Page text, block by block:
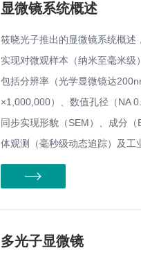
显微镜系统概述
筱晓光子推出的显微镜系统概述
实现对微观样本（纳米至毫米级
包括分辨率（光学显微镜达
×1,000,000）、数值孔径（NA
同步实现形貌（SEM）、成分
体观测（毫秒级动态追踪）及工
多光子显微镜